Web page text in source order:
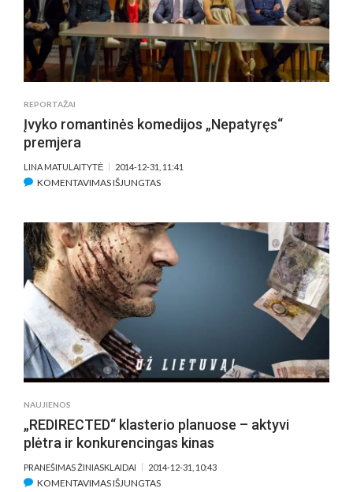
REPORTAŽAI
Įvyko romantinės komedijos „Nepatyręs“
premjera
LINA MATULAITYTĖ 2014-12-31, 11:41
KOMENTAVIMAS IŠJUNGTASĮRAŠE
KOMEDIJOS
„NEPATYRĘS“
PREMJERA
NAUJIENOS
„REDIRECTED“ klasterio planuose – aktyvi
plėtra ir konkurencingas kinas
PRANEŠIMAS ŽINIASKLAIDAI 2014-12-31, 10:43
KOMENTAVIMAS IŠJUNGTASĮRAŠE